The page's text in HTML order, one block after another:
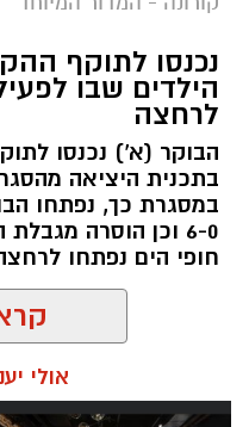
נכנסו לתוקף
הילדים שבו
לרחצה
הבוקר (א') נכנסו
בתכנית היציאה
במסגרת כך, נפתחו
6-0 וכן הוסרה
חופי הים נפתחו
שמואל סרדינס / 10:23 18.10.20אולי